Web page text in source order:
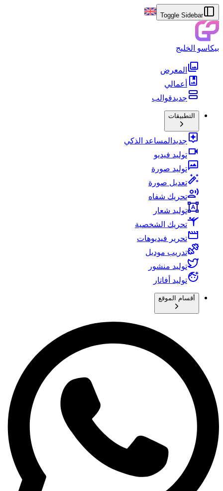
Toggle Sidebar
بيكاسو الخليج
المعرض
أعمالي
جديدقوالب
التطبيقات
جديد المساعد الذكي
توليد فيديو
توليد صورة
تعديل صورة
تحريك شفاه
توليد شعار
تحريك الشخصية
تحرير فيديوهات
تدريب موديل
توليد منشور
توليد أفاتار
أقسام الموقع